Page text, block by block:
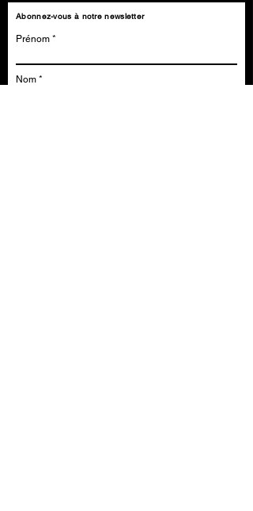
Abonnez-vous à notre newsletter
Prénom
Nom